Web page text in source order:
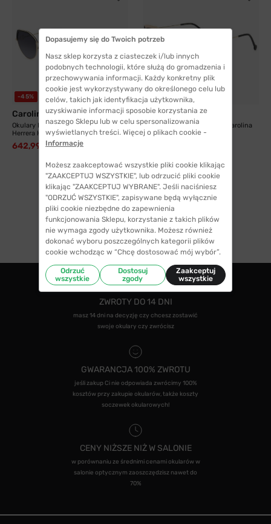
-45%
Carolina Herrera
Okulary Przeciwsłoneczne Carolina
Herrera HER...
642,99 zł 1168,50 zł
-30%
Carolina Herrera
Okulary przeciwsłoneczne Carolina
Herrera HER...
1
ZWROTY DO 14 DNI
masz 14 dni na decyzję czy chcesz zostawić
swoje okulary czy zwrócisz
GWARANCJA 100% ZWROTU
jeśli zakup Ci nie odpowiada zwrócimy 100%
kosztów przy zakupie okularów, także koszty
soczewek okularowych!
CENY NIŻSZE NIŻ W SALONIE
w porównaniu ze średnimi cenami okularów w
salonie optycznym zaoszczędzisz nawet do
70%
Dopasujemy się do Twoich potrzeb
Nasz sklep korzysta z ciasteczek i/lub innych
podobnych technologii, które służą do gromadzenia i
przechowywania informacji. Każdy konkretny plik
cookie jest wykorzystywany do określonego celu lub
celów, takich jak identyfikacja użytkownika,
uzyskiwanie informacji sposobie korzystania ze
naszego Sklepu lub w celu spersonalizowania
wyświetlanych treści. Więcej o plikach cookie -
Informacje
Możesz zaakceptować wszystkie pliki cookie klikając
"ZAAKCEPTUJ WSZYSTKIE", lub odrzucić pliki cookie
klikając "ZAAKCEPTUJ WYBRANE". Jeśli naciśniesz
"ODRZUĆ WSZYSTKIE", zapisywane będą wyłącznie
pliki cookie niezbędne do zapewnienia
funkcjonowania Sklepu, korzystanie z takich plików
nie wymaga zgody użytkownika. Możesz również
dokonać wyboru poszczególnych kategorii plików
cookie wchodząc w “Chcę dostosować mój wybór”.
Odrzuć
wszystkie
Dostosuj
zgody
Zaakceptuj
wszystkie